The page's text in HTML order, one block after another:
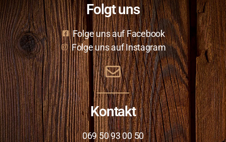
Folgt uns
Folge uns auf Facebook
Folge uns auf Instagram
Kontakt
069 50 93 00 50